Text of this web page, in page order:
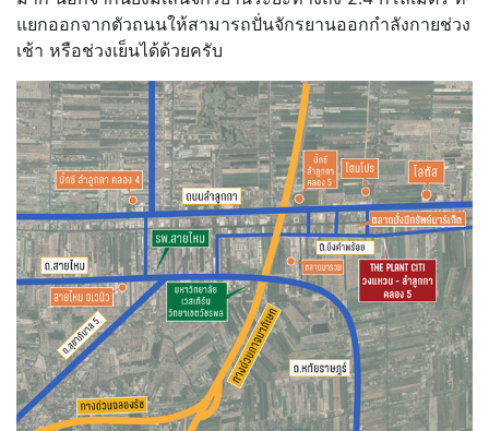
แยกออกจากตัวถนนให้สามารถปั่นจักรยานออกกำลังกายช่วง
เช้า หรือช่วงเย็นได้ด้วยครับ